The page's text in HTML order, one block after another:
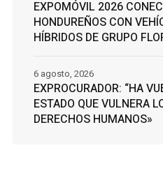
EXPOMÓVIL 2026
HONDUREÑOS CON
HÍBRIDOS DE GRUPO
EXPROCURADOR: “HA
ESTADO QUE VULNERA
DERECHOS HUMANOS»
6 agosto, 2026